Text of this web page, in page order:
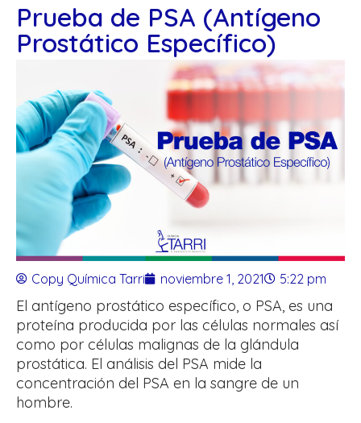
Prueba de PSA (Antígeno
Prostático Específico)
Copy Química Tarri noviembre 1, 2021 5:22 pm
El antígeno prostático específico, o PSA, es una
proteína producida por las células normales así
como por células malignas de la glándula
prostática. El análisis del PSA mide la
concentración del PSA en la sangre de un
hombre.